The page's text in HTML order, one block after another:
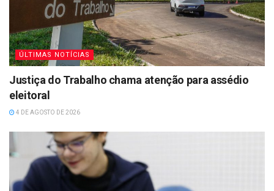
ÚLTIMAS NOTÍCIAS
Justiça do Trabalho chama atenção para assédio
eleitoral
4 DE AGOSTO DE 2026